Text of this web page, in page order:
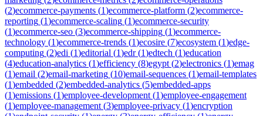
(2)ecommerce-payments (1)ecommerce-platform (2)ecommerce-
reporting (1)ecommerce-scaling (1)ecommerce-security
(1)ecommerce-seo (3)ecommerce-shipping (1)ecommerce-
technology (1)ecommerce-trends (1)ecosire (7)ecosystem (1)edge-
computing (2)edi (1)editorial (1)edr(1)edtech (1)education
(4)education-analytics (1)efficiency (8)egypt (2)electronics (1)emag
(1)email (2)email-marketing (10)email-sequences (1)email-templates
(1)embedded (2)embedded-analytics (5)embedded-apps
(1)emissions (1)employee-development (1)employee-engagement
(1)employee-management (3)employee-privacy (1)encryption